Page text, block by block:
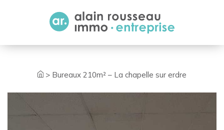
> Bureaux 210m² – La chapelle sur erdre